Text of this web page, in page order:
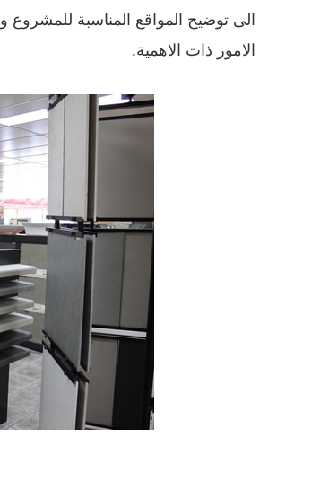
الى توضيح المواقع المناسبة
الامور ذات الاهمية.